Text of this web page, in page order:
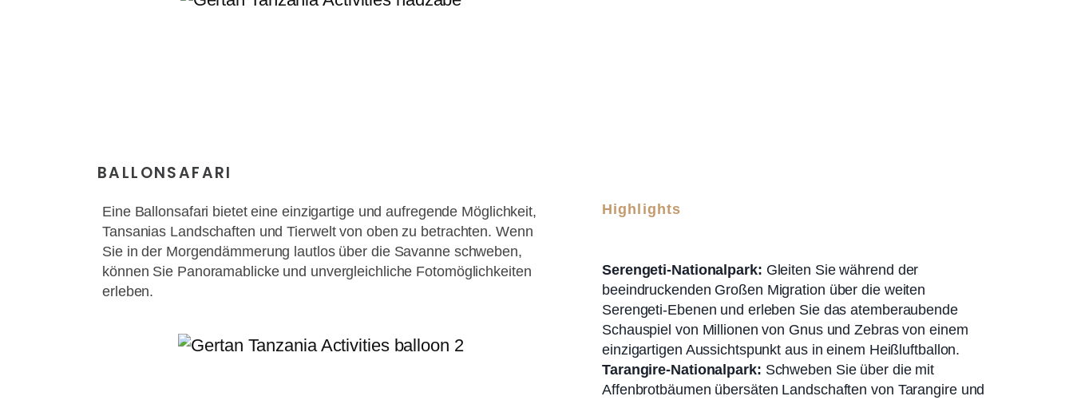
BALLONSAFARI
Eine Ballonsafari bietet eine einzigartige und aufregende Möglichkeit,
Tansanias Landschaften und Tierwelt von oben zu betrachten. Wenn
Sie in der Morgendämmerung lautlos über die Savanne schweben,
können Sie Panoramablicke und unvergleichliche Fotomöglichkeiten
erleben.
Highlights
Serengeti-Nationalpark: Gleiten Sie während der
beeindruckenden Großen Migration über die weiten
Serengeti-Ebenen und erleben Sie das atemberaubende
Schauspiel von Millionen von Gnus und Zebras von einem
einzigartigen Aussichtspunkt aus in einem Heißluftballon.
Tarangire-Nationalpark: Schweben Sie über die mit
Affenbrotbäumen übersäten Landschaften von Tarangire und